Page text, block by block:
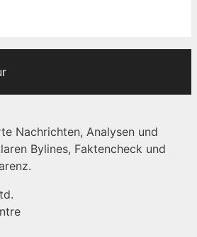
Nachrichten, Analysen und
Bylines, Faktencheck und